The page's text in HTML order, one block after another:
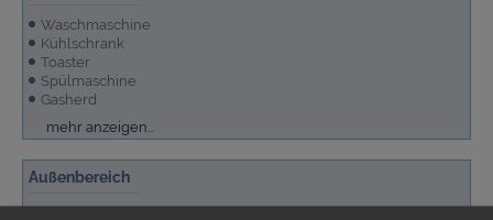
Waschmaschine
Kühlschrank
Toaster
Spülmaschine
Gasherd
Mikrowelle
mehr anzeigen...
Außenbereich